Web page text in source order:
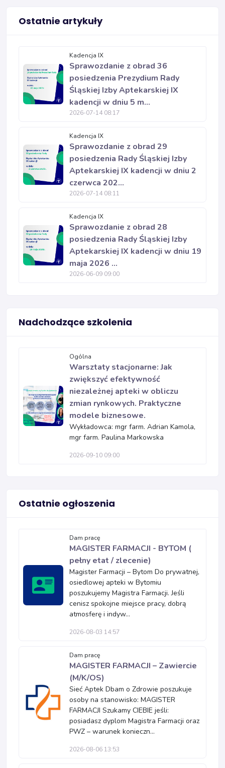
Ostatnie artykuły
Kadencja IX
Sprawozdanie z obrad 36
posiedzenia Prezydium Rady
Śląskiej Izby Aptekarskiej IX
kadencji w dniu 5 m...
2026-07-14 08:17
Kadencja IX
Sprawozdanie z obrad 29
posiedzenia Rady Śląskiej Izby
Aptekarskiej IX kadencji w dniu 2
czerwca 202...
2026-07-14 08:11
Kadencja IX
Sprawozdanie z obrad 28
posiedzenia Rady Śląskiej Izby
Aptekarskiej IX kadencji w dniu 19
maja 2026 ...
2026-06-09 09:00
Nadchodzące szkolenia
Ogólna
Warsztaty stacjonarne: Jak
zwiększyć efektywność
niezależnej apteki w obliczu
zmian rynkowych. Praktyczne
modele biznesowe.
Wykładowca: mgr farm. Adrian Kamola,
mgr farm. Paulina Markowska
2026-09-10 09:00
Ostatnie ogłoszenia
Dam pracę
MAGISTER FARMACJI - BYTOM (
pełny etat / zlecenie)
Magister Farmacji – Bytom Do prywatnej,
osiedlowej apteki w Bytomiu
poszukujemy Magistra Farmacji. Jeśli
cenisz spokojne miejsce pracy, dobrą
atmosferę i indyw...
2026-08-03 14:57
Dam pracę
MAGISTER FARMACJI – Zawiercie
(M/K/OS)
Sieć Aptek Dbam o Zdrowie poszukuje
osoby na stanowisko: MAGISTER
FARMACJI Szukamy CIEBIE jeśli:
posiadasz dyplom Magistra Farmacji oraz
PWZ – warunek konieczn...
2026-08-06 13:53